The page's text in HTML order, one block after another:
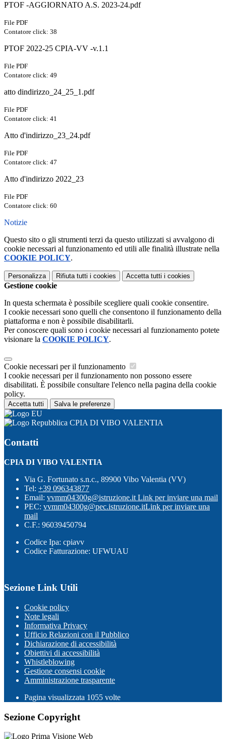
PTOF -AGGIORNATO A.S. 2023-24.pdf
File PDF
Contatore click: 38
PTOF 2022-25 CPIA-VV -v.1.1
File PDF
Contatore click: 49
atto dindirizzo_24_25_1.pdf
File PDF
Contatore click: 41
Atto d'indirizzo_23_24.pdf
File PDF
Contatore click: 47
Atto d'indirizzo 2022_23
File PDF
Contatore click: 60
Notizie
Questo sito o gli strumenti terzi da questo utilizzati si avvalgono di
cookie necessari al funzionamento ed utili alle finalità illustrate nella
COOKIE POLICY.
Personalizza Rifiuta tutti i cookies Accetta tutti i cookies
Gestione cookie
In questa schermata è possibile scegliere quali cookie consentire.
I cookie necessari sono quelli che consentono il funzionamento della
piattaforma e non è possibile disabilitarli.
Per conoscere quali sono i cookie necessari al funzionamento potete
visionare la COOKIE POLICY.
Cookie necessari per il funzionamento
I cookie necessari per il funzionamento non possono essere
disabilitati. È possibile consultare l'elenco nella pagina della cookie
policy.
Accetta tutti Salva le preferenze
CPIA DI VIBO VALENTIA
Contatti
CPIA DI VIBO VALENTIA
Via G. Fortunato s.n.c., 89900 Vibo Valentia (VV)
Tel: +39 096343877
Email: vvmm04300g@istruzione.it Link per inviare una mail
PEC: vvmm04300g@pec.istruzione.itLink per inviare una
mail
C.F.: 96039450794
Codice Ipa: cpiavv
Codice Fatturazione: UFWUAU
Sezione Link Utili
Cookie policy
Note legali
Informativa Privacy
Ufficio Relazioni con il Pubblico
Dichiarazione di accessibilità
Obiettivi di accessibilità
Whistleblowing
Gestione consensi cookie
Amministrazione trasparente
Pagina visualizzata 1055 volte
Sezione Copyright